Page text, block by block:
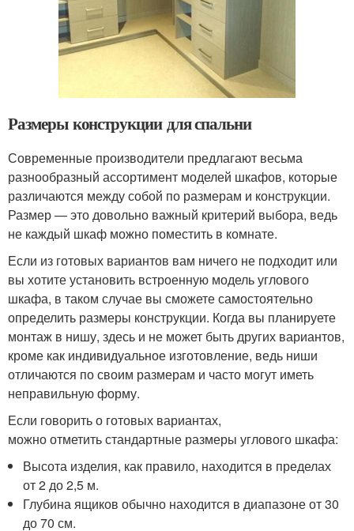
Размеры конструкции для спальни
Современные производители предлагают весьма
разнообразный ассортимент моделей шкафов, которые
различаются между собой по размерам и конструкции.
Размер — это довольно важный критерий выбора, ведь
не каждый шкаф можно поместить в комнате.
Если из готовых вариантов вам ничего не подходит или
вы хотите установить встроенную модель углового
шкафа, в таком случае вы сможете самостоятельно
определить размеры конструкции. Когда вы планируете
монтаж в нишу, здесь и не может быть других вариантов,
кроме как индивидуальное изготовление, ведь ниши
отличаются по своим размерам и часто могут иметь
неправильную форму.
Если говорить о готовых вариантах,
можно отметить стандартные размеры углового шкафа:
Высота изделия, как правило, находится в пределах
от 2 до 2,5 м.
Глубина ящиков обычно находится в диапазоне от 30
до 70 см.